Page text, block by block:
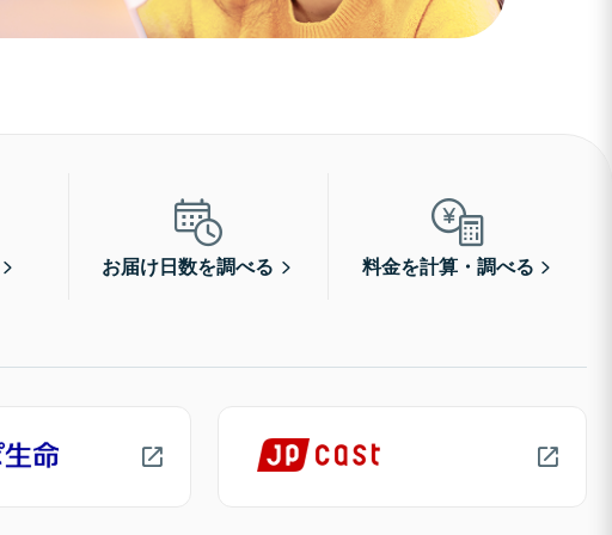
お届け日数を調べる 料金を計算・調べる